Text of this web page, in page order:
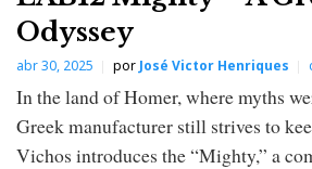
Odyssey
abr 30, 2025 por José Victor Henriques
In the land of Homer, where myths
Greek manufacturer still strives to
Vichos introduces the “Mighty,” a